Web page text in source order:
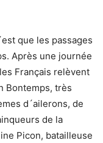
que les passages
Après une journée
Français relèvent
Bontemps, très
d´ailerons, de
de la
Picon, batailleuse